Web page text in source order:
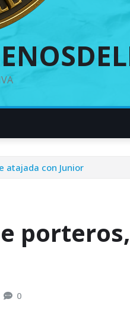
atajada con Junior
0